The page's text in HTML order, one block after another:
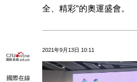
全、精彩”的奧運盛會。
國際在線
2021年9月13日 10:11